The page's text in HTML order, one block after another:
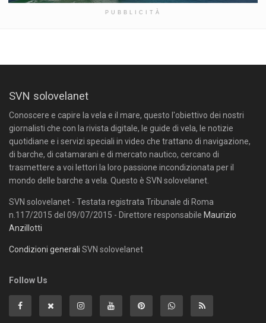
PUBBLICITÀ
SVN solovelanet
Conoscere e capire la vela e il mare, questo l'obiettivo dei nostri
giornalisti che con la rivista digitale, le guide di vela, le notizie
quotidiane e i servizi speciali in video che trattano di navigazione,
di barche, di catamarani e di mercato nautico, cercano di
trasmettere a voi lettori la loro passione incondizionata per il
mondo delle barche a vela. Questo è SVN solovelanet.
SVN solovelanet - Testata registrata Tribunale di Roma
n.117/2015 del 09/07/2015 - Direttore responsabile Maurizio
Anzillotti
Condizioni generali SVN solovelanet
Follow Us